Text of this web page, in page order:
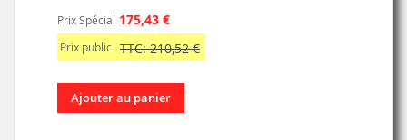
Prix Spécial 175,43 €
Prix public TTC: 210,52 €
Ajouter au panier